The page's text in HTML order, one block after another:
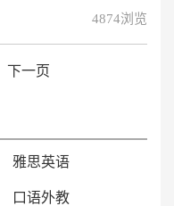
4874浏览
下一页
雅思英语
口语外教